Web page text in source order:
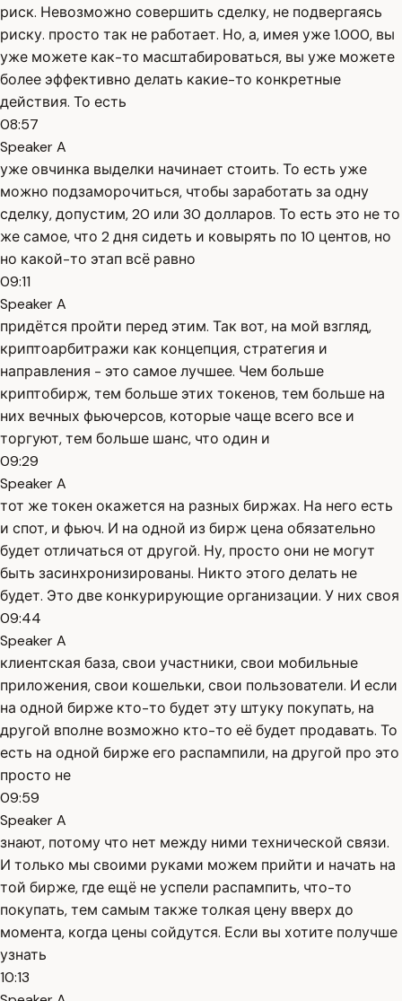
риск. Невозможно совершить сделку, не подвергаясь
риску. просто так не работает. Но, а, имея уже 1.000, вы
уже можете как-то масштабироваться, вы уже можете
более эффективно делать какие-то конкретные
действия. То есть
08:57
Speaker A
уже овчинка выделки начинает стоить. То есть уже
можно подзаморочиться, чтобы заработать за одну
сделку, допустим, 20 или 30 долларов. То есть это не то
же самое, что 2 дня сидеть и ковырять по 10 центов, но
но какой-то этап всё равно
09:11
Speaker A
придётся пройти перед этим. Так вот, на мой взгляд,
криптоарбитражи как концепция, стратегия и
направления - это самое лучшее. Чем больше
криптобирж, тем больше этих токенов, тем больше на
них вечных фьючерсов, которые чаще всего все и
торгуют, тем больше шанс, что один и
09:29
Speaker A
тот же токен окажется на разных биржах. На него есть
и спот, и фьюч. И на одной из бирж цена обязательно
будет отличаться от другой. Ну, просто они не могут
быть засинхронизированы. Никто этого делать не
будет. Это две конкурирующие организации. У них своя
09:44
Speaker A
клиентская база, свои участники, свои мобильные
приложения, свои кошельки, свои пользователи. И если
на одной бирже кто-то будет эту штуку покупать, на
другой вполне возможно кто-то её будет продавать. То
есть на одной бирже его распампили, на другой про это
просто не
09:59
Speaker A
знают, потому что нет между ними технической связи.
И только мы своими руками можем прийти и начать на
той бирже, где ещё не успели распампить, что-то
покупать, тем самым также толкая цену вверх до
момента, когда цены сойдутся. Если вы хотите получше
узнать
10:13